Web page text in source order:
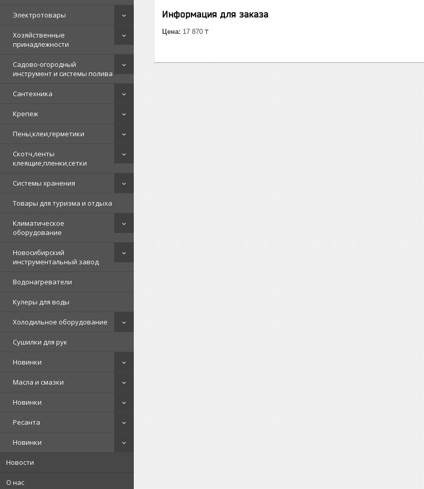
Электротовары
Хозяйственные
принадлежности
Садово-огородный
инструмент и системы полива
Сантехника
Крепеж
Пены,клеи,герметики
Скотч,ленты
клеящие,пленки,сетки
Системы хранения
Товары для туризма и отдыха
Климатическое
оборудование
Новосибирский
инструментальный завод
Водонагреватели
Кулеры для воды
Холодильное оборудование
Сушилки для рук
Новинки
Масла и смазки
Новинки
Ресанта
Новинки
Новости
О нас
Информация для заказа
Цена: 17 870 ₸